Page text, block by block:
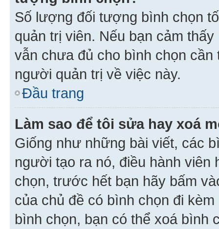
Số lượng đối tượng bình chọn
quản trị viên. Nếu bạn cảm
vẫn chưa đủ cho bình chọn
người quản trị về việc này.
Đầu trang
Làm sao để tôi sửa hay xoá
Giống như những bài viết, các
người tạo ra nó, điều hành
chọn, trước hết bạn hãy bấm
của chủ đề có bình chọn đi
bình chọn, bạn có thể xoá bình